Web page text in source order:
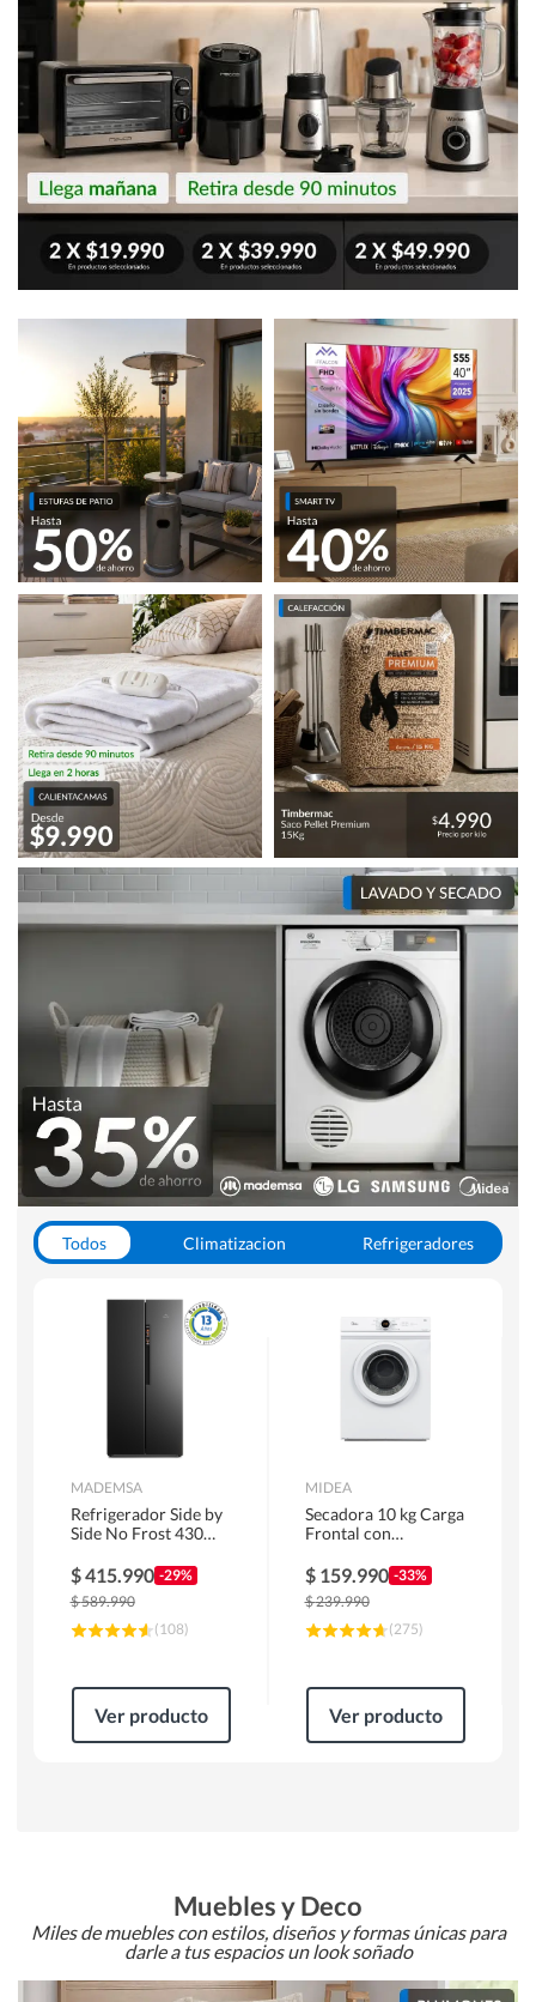
Todos Climatizacion
Refrigeradores
Hornos y Microondas
MADEMSA
Refrigerador Side by
Side No Frost 430
MAS430B
$415.990 -29%
$589.990
(108)
Ver producto
MIDEA
Secadora 10 kg Carga
Frontal con
MD100A100/W2
$ 159.990 -33%
$239.990
(275)
Ver producto
Muebles y Deco
Miles de muebles con estilos, diseños y formas únicas para
darle a tus espacios un look soñado